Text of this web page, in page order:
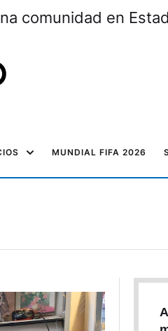
comunidad en
MUNDIAL FIFA 2026